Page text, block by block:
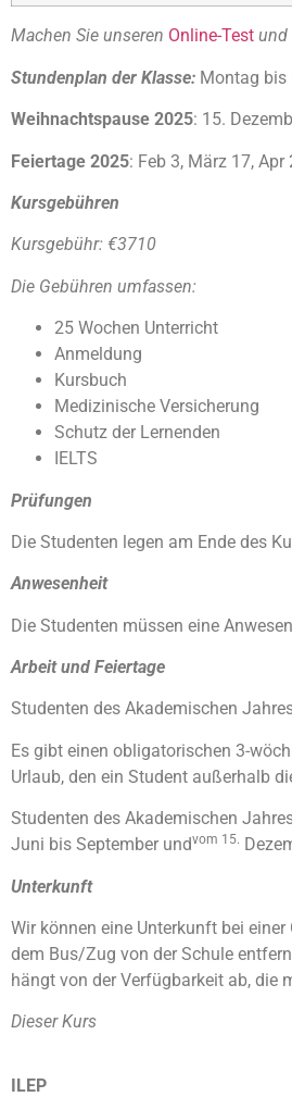
Machen Sie unseren Online-Test und
Stundenplan der Klasse: Montag bis
Weihnachtspause 2025: 15.
Feiertage 2025: Feb 3, März 17,
Kursgebühren
Kursgebühr: €3710
Die Gebühren umfassen:
25 Wochen Unterricht
Anmeldung
Kursbuch
Medizinische Versicherung
Schutz der Lernenden
IELTS
Prüfungen
Die Studenten legen am Ende des
Anwesenheit
Die Studenten müssen eine
Arbeit und Feiertage
Studenten des Akademischen
Es gibt einen obligatorischen 3-
Urlaub, den ein Student außerhalb
Studenten des Akademischen
Juni bis September undvom 15.
Unterkunft
Wir können eine Unterkunft bei
dem Bus/Zug von der Schule
hängt von der Verfügbarkeit ab, die
Dieser Kurs
ILEP